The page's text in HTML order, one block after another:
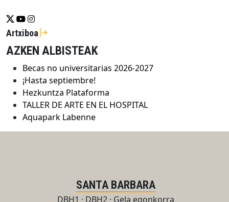
Se abrirá nueva ventana-twitter
Se abrirá nueva ventana-youtube
Se abrirá nueva ventana-instragram
Artxiboa
AZKEN ALBISTEAK
Becas no universitarias 2026-2027
¡Hasta septiembre!
Hezkuntza Plataforma
TALLER DE ARTE EN EL HOSPITAL
Aquapark Labenne
SANTA BARBARA
DBH1 · DBH2 · Gela egonkorra